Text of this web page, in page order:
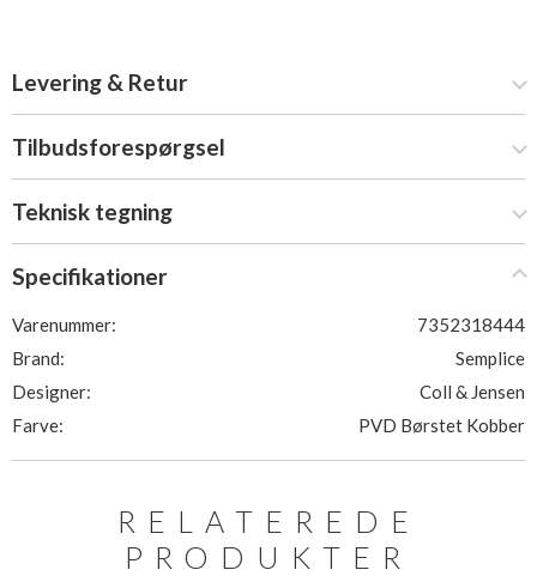
Levering & Retur
Tilbudsforespørgsel
Teknisk tegning
Specifikationer
Varenummer:
7352318444
Brand:
Semplice
Designer:
Coll & Jensen
Farve:
PVD Børstet Kobber
RELATEREDE
PRODUKTER